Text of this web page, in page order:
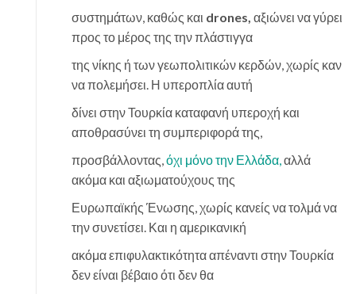
συστημάτων, καθώς και drones, αξιώνει να γύρει
προς το μέρος της την πλάστιγγα
της νίκης ή των γεωπολιτικών κερδών, χωρίς καν
να πολεμήσει. Η υπεροπλία αυτή
δίνει στην Τουρκία καταφανή υπεροχή και
αποθρασύνει τη συμπεριφορά της,
προσβάλλοντας,όχι μόνο την Ελλάδα,αλλά
ακόμα και αξιωματούχους της
Ευρωπαϊκής Ένωσης, χωρίς κανείς να τολμά να
την συνετίσει. Και η αμερικανική
ακόμα επιφυλακτικότητα απέναντι στην Τουρκία
δεν είναι βέβαιο ότι δεν θα